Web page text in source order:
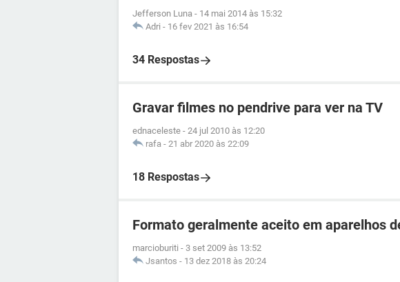
Jefferson Luna - 14 mai 2014 às 15:32
Adri - 16 fev 2021 às 16:54
34 Respostas
Gravar filmes no pendrive para ver na TV
ednaceleste - 24 jul 2010 às 12:20
rafa - 21 abr 2020 às 22:09
18 Respostas
Formato geralmente aceito em aparelhos
marcioburiti - 3 set 2009 às 13:52
Jsantos - 13 dez 2018 às 20:24